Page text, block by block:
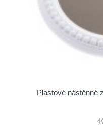
Plastové nástěnné